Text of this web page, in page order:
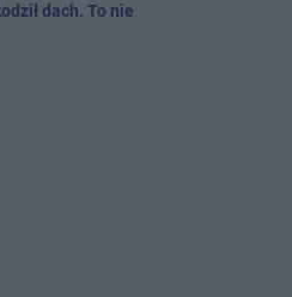
dach. To nie